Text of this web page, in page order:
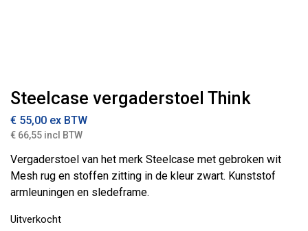
Steelcase vergaderstoel Think
€ 55,00 ex BTW
€ 66,55 incl BTW
Vergaderstoel van het merk Steelcase met gebroken wit
Mesh rug en stoffen zitting in de kleur zwart. Kunststof
armleuningen en sledeframe.
Uitverkocht